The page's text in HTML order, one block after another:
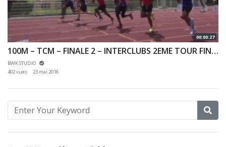
00:00:27
100M – TCM – FINALE 2 – INTERCLUBS 2EME TOUR FINALE PROMO N2C – 20/05/2018 – GAGNY
BWK STUDIO
402 vues
23 mai 2018